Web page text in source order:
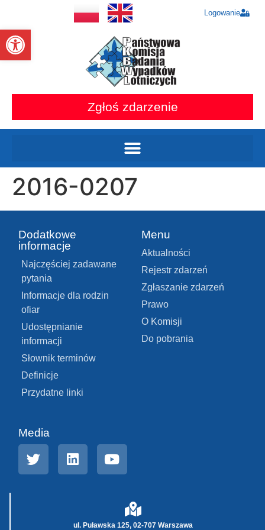
Otwórz pasek narzędzi
Logowanie
Zgłoś zdarzenie
2016-0207
Dodatkowe
informacje
Najczęściej zadawane
pytania
Informacje dla rodzin
ofiar
Udostępnianie
informacji
Słownik terminów
Definicje
Przydatne linki
Menu
Aktualności
Rejestr zdarzeń
Zgłaszanie zdarzeń
Prawo
O Komisji
Do pobrania
Media
ul. Puławska 125, 02-707 Warszawa